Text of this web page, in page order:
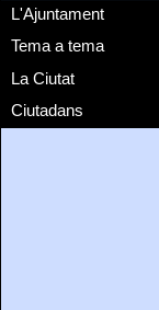
L'Ajuntament
Tema a tema
La Ciutat
Ciutadans